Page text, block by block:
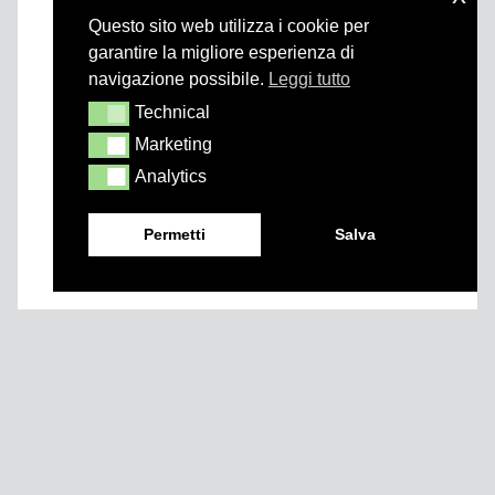
Questo sito web utilizza i cookie per
garantire la migliore esperienza di
navigazione possibile. Leggi tutto
TechnicalTechnical
MarketingMarketing
AnalyticsAnalytics
Permetti Salva